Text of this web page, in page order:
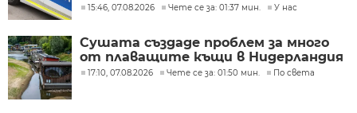
15:46, 07.08.2026 Чете се за: 01:37 мин. У нас
Сушата създаде проблем за много
от плаващите къщи в Нидерландия
17:10, 07.08.2026 Чете се за: 01:50 мин. По света